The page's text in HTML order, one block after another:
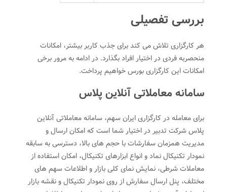
بررسی تفصیلی
هر کارگزاری تلاش می کند برای جذب کاربر بیشتر، امکانات
منحصربه فردی در اختیار افراد بگذارد. در ادامه به مرور برخی
امکانات این کارگزاری بورس خواهیم پرداخت.
سامانه معاملاتی آنلاین پلاس
برای معامله در کارگزاری ایران سهم، سامانه معاملاتی آنلاین
پلاس شرکت تدبیر در اختیار شما است که امکان ارسال و
مدیریت همزمان سفارشات با حجم های بالا، دسترسی به سابقه
نمودار تکنیکال نماد و انواع ابزارهای تکنیکال، امکان استفاده از
معاملات شرطی، نمایش نمای کلی بازار و اطلاعات سهم های
مختلف، پنل ارسال سفارش از روی نمودار تکنیکال و نقشه بازار